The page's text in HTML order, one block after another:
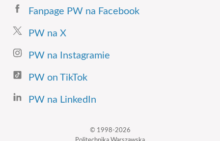
Fanpage PW na Facebook
PW na X
PW na Instagramie
PW on TikTok
PW na LinkedIn
© 1998-2026